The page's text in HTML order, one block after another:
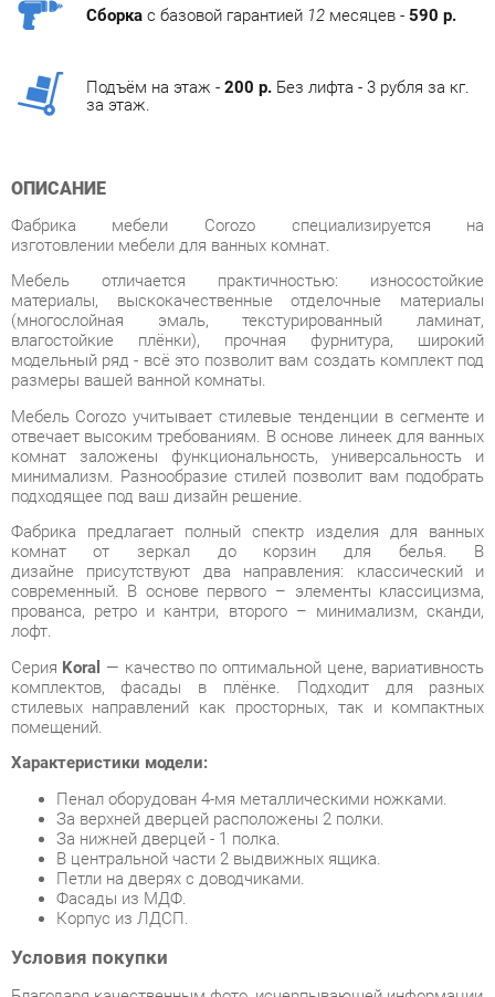
Подъём на этаж -200 р.Без лифта - 3 рубля за кг.
ОПИСАНИЕ
материалы, выскокачественные отделочные материалы
(многослойная эмаль, текстурированный ламинат,
модельный ряд - всё это позволит вам создать комплект под
размеры вашей ванной комнаты.
Мебель Corozo учитывает стилевые тенденции в сегменте и
отвечает высоким требованиям. В основе линеек для ванных
комнат заложены функциональность, универсальность и
подходящее под ваш дизайн решение.
Фабрика предлагает полный спектр изделия для ванных
комнат от зеркал до корзин для белья. В
дизайне присутствуют два направления: классический и
современный. В основе первого – элементы классицизма,
прованса, ретро и кантри, второго – минимализм, сканди,
лофт.
Серия Koral— качество по оптимальной цене, вариативность
комплектов, фасады в плёнке. Подходит для разных
стилевых направлений как просторных, так и компактных
помещений.
Характеристики модели:
Пенал оборудован 4-мя металлическими ножками.
За верхней дверцей расположены 2 полки.
В центральной части 2 выдвижных ящика.
Фасады из МДФ.
Корпус из ЛДСП.
Условия покупки
Благодаря качественным фото, исчерпывающей информации
о характеристиках и параметрах, а также отзывам
товар «Пенал Corozo Koral Ультра Флора 30 4727 Белый»
категории Шкафы в ванную производства Corozo с доставкой
из Екатеринбурга по цене со скидкой и гарантией от